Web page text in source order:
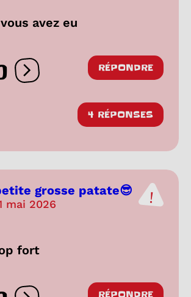
avez eu
Ouvrir les réactions
RÉPONDRE
4 RÉPONSES
grosse patate😎
mai 2026
fort